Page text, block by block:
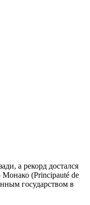
а рекорд достался
Монако (Principauté de
государством в